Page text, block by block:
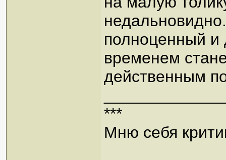
полноценный и
временем
действенным
***
Мню себя